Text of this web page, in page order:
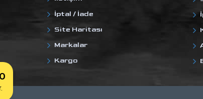
İptal / İade
Site Haritası
Markalar
Kargo